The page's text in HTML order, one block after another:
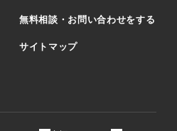
無料相談・お問い合わせをする
サイトマップ